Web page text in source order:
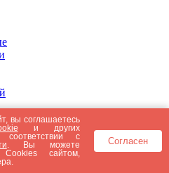
вы соглашаетесь
и других
соответствии с
. Вы можете
Cookies сайтом,
Согласен